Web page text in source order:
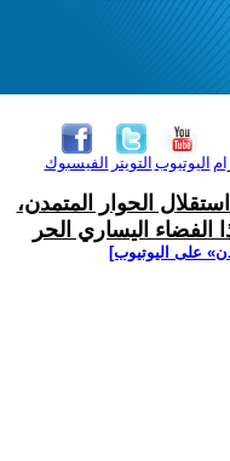
الفيسبوك التويتر اليوتيوب
الحوار المتمدن،
اليساري الحر
على اليوتيوب]